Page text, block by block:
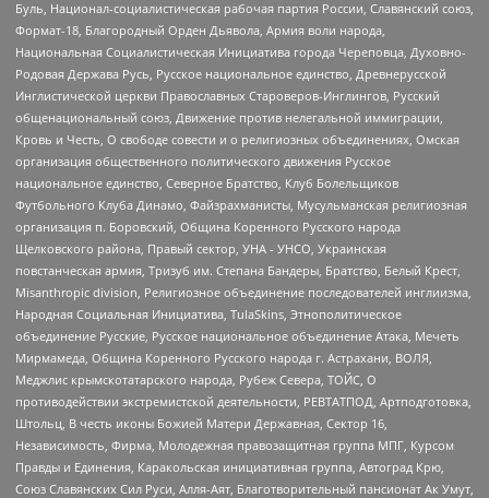
Буль, Национал-социалистическая рабочая партия России, Славянский союз,
Формат-18, Благородный Орден Дьявола, Армия воли народа,
Национальная Социалистическая Инициатива города Череповца, Духовно-
Родовая Держава Русь, Русское национальное единство, Древнерусской
Инглистической церкви Православных Староверов-Инглингов, Русский
общенациональный союз, Движение против нелегальной иммиграции,
Кровь и Честь, О свободе совести и о религиозных объединениях, Омская
организация общественного политического движения Русское
национальное единство, Северное Братство, Клуб Болельщиков
Футбольного Клуба Динамо, Файзрахманисты, Мусульманская религиозная
организация п. Боровский, Община Коренного Русского народа
Щелковского района, Правый сектор, УНА - УНСО, Украинская
повстанческая армия, Тризуб им. Степана Бандеры, Братство, Белый Крест,
Misanthropic division, Религиозное объединение последователей инглиизма,
Народная Социальная Инициатива, TulaSkins, Этнополитическое
объединение Русские, Русское национальное объединение Атака, Мечеть
Мирмамеда, Община Коренного Русского народа г. Астрахани, ВОЛЯ,
Меджлис крымскотатарского народа, Рубеж Севера, ТОЙС, О
противодействии экстремистской деятельности, РЕВТАТПОД, Артподготовка,
Штольц, В честь иконы Божией Матери Державная, Сектор 16,
Независимость, Фирма, Молодежная правозащитная группа МПГ, Курсом
Правды и Единения, Каракольская инициативная группа, Автоград Крю,
Союз Славянских Сил Руси, Алля-Аят, Благотворительный пансионат Ак Умут,